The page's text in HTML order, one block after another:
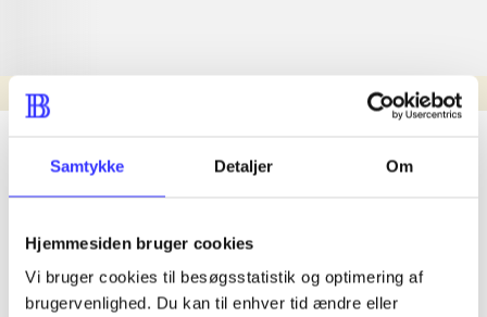
Samtykke Detaljer Om
Hjemmesiden bruger cookies
Vi bruger cookies til besøgsstatistik og optimering af
brugervenlighed. Du kan til enhver tid ændre eller
Nyhed
lorem ipsum dolor sit amet ...
lorem ipsum dolor sit amet ...
lorem ipsum dolor sit amet ...